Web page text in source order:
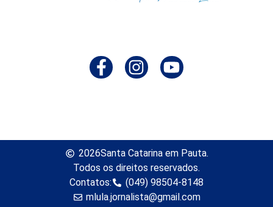
2026Santa Catarina em Pauta.
Todos os direitos reservados.
Contatos:
(049) 98504-8148
mlula.jornalista@gmail.com